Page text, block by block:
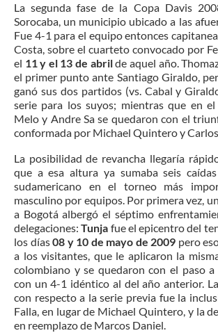
La segunda fase de la Copa Davis
Sorocaba, un municipio ubicado a las
Fue 4-1 para el equipo entonces
Costa, sobre el cuarteto convocado por
el 11 y el 13 de abrilde aquel año.
el primer punto ante Santiago Giraldo,
ganó sus dos partidos (vs. Cabal y
serie para los suyos; mientras que en
Melo y Andre Sa se quedaron con el
conformada por Michael Quintero y Carlos
La posibilidad de revancha llegaría
que a esa altura ya sumaba seis
sudamericano en el torneo más
masculino por equipos. Por primera vez,
a Bogotá albergó el séptimo
delegaciones:Tunja fue el epicentro del
los días08 y 10 de mayo de 2009 pero
a los visitantes, que le aplicaron la
colombiano y se quedaron con el paso
con un 4-1 idéntico al del año anterior.
con respecto a la serie previa fue la
Falla, en lugar de Michael Quintero, y la
en reemplazo de Marcos Daniel.